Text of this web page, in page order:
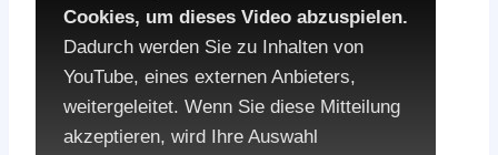
Cookies, um dieses Video abzuspielen.
Dadurch werden Sie zu Inhalten von
YouTube, eines externen Anbieters,
weitergeleitet. Wenn Sie diese Mitteilung
akzeptieren, wird Ihre Auswahl